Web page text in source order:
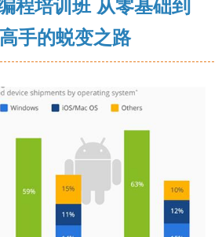
程培训班 从零基础到
手的蜕变之路